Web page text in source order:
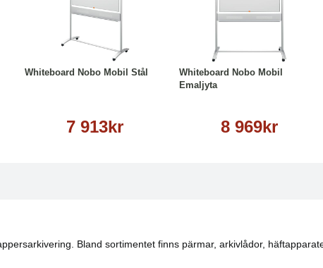
Whiteboard Nobo Mobil Stål
7 913kr
Läs mer
Whiteboard Nobo Mobil
Emaljyta
8 969kr
Bland sortimentet finns pärmar, arkivlådor,